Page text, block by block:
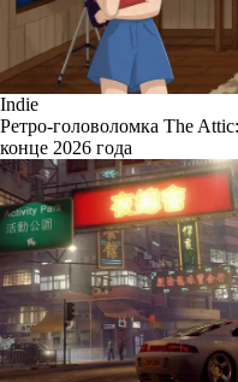
Indie
Ретро-головоломка The
конце 2026 года